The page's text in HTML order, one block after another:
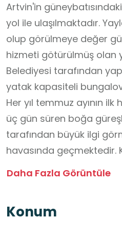
Artvin'in
yol ile ulaşılmaktadır.
olup görülmeye değer
hizmeti götürülmüş olan
Belediyesi tarafından
yatak kapasiteli
Her yıl temmuz ayının
üç gün süren boğa
tarafından büyük ilgi
havasında geçmektedir.
Merkezi, Bakanlar
Turizm Merkezi ilan
Daha Fazla Görüntüle
Konum